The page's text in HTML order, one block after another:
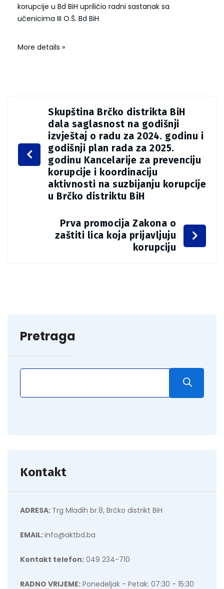
korupcije u Bd BiH upriličio radni sastanak sa
učenicima III O.Š. Bd BiH
More details »
Skupština Brčko distrikta BiH
dala saglasnost na godišnji
izvještaj o radu za 2024. godinu i
godišnji plan rada za 2025.
godinu Kancelarije za prevenciju
korupcije i koordinaciju
aktivnosti na suzbijanju korupcije
u Brčko distriktu BiH
Prva promocija Zakona o
zaštiti lica koja prijavljuju
korupciju
Pretraga
Kontakt
ADRESA: Trg Mladih br.8, Brčko distrikt BiH
EMAIL:info@aktbd.ba
Kontakt telefon: 049 234-710
RADNO VRIJEME: Ponedeljak - Petak: 07:30 - 15:30